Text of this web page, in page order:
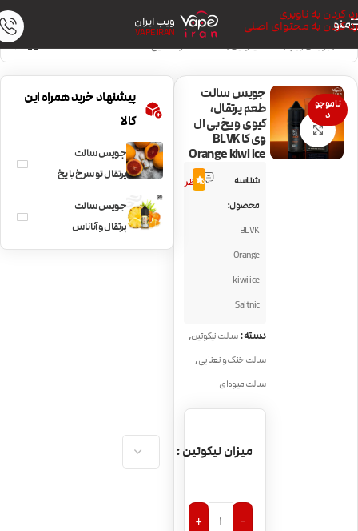
رد کردن به ناوبری
رد کردن به محتوای اصلی
منو ویپ ایران
VAPE IRAN
خانه/جویس ویپ/سالت نیکوتین/سالت خنک و نعنایی
ناموجو
د
بزرگنمایی تصویر
جویس سالت
طعم پرتقال،
کیوی و یخ بی ال
وی کا BLVK
Orange kiwi ice
شناسه
محصول:
BLVK
Orange
kiwi ice
Saltnic
1
نظر5.0
دسته:سالت نیکوتین,
سالت خنک و نعنایی,
سالت میوه‌ای
میزان نیکوتین
-
+
پیشنهاد خرید همراه این
کالا
جویس سالت
پرتقال تو‌‌ سرخ با یخ
SaltPlus
جویس سالت
پرتقال و آناناس
Ripe Vapes